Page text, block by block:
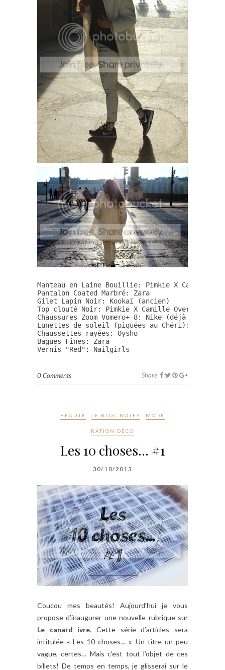
Manteau en Laine Bouillie: Pimkie X Camille
Pantalon Coated Marbré: Zara
Gilet Lapin Noir: Kookaï (ancien)
Top clouté Noir: Pimkie X Camille Over the
Chaussures Zoom Vomero+ 8: Nike (déjà vues
Lunettes de soleil (piquées au Chéri): Cheap
Chaussettes rayées: Oysho
Bagues Fines: Zara
Vernis "Red": Nailgirls
0 Comments Share
BEAUTÉ LE BLOC-NOTES MODE
RATION DÉCO
Les 10 choses… #1
30/10/2013
Coucou mes beautés! Aujourd’hui je vous
propose d’inaugurer une nouvelle rubrique sur
Le canard ivre. Cette série d’articles sera
intitulée « Les 10 choses… ». Un titre un peu
vague, certes… Mais c’est tout l’objet de ces
billets! De temps en temps, je glisserai sur le